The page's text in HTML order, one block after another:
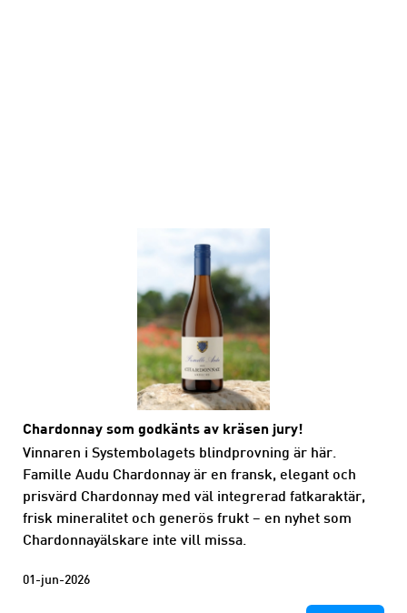
Chardonnay som godkänts av kräsen jury!
Vinnaren i Systembolagets blindprovning är här.
Famille Audu Chardonnay är en fransk, elegant och
prisvärd Chardonnay med väl integrerad fatkaraktär,
frisk mineralitet och generös frukt – en nyhet som
Chardonnayälskare inte vill missa.
01-jun-2026